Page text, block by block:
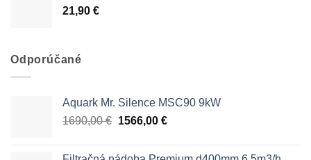
21,90 €
Odporúčané
Aquark Mr. Silence MSC90 9kW
1690,00€ Pôvodná
1566,00 €Aktuálna